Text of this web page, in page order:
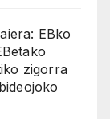
EBko
zigorra